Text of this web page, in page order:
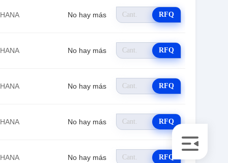
No hay más RFQ
No hay más RFQ
No hay más RFQ
No hay más RFQ
No hay más RFQ